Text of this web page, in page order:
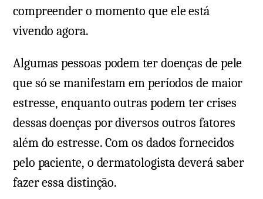
compreender o momento que ele está
vivendo agora.
Algumas pessoas podem ter doenças de pele
que só se manifestam em períodos de maior
estresse, enquanto outras podem ter crises
dessas doenças por diversos outros fatores
além do estresse. Com os dados fornecidos
pelo paciente, o dermatologista deverá saber
fazer essa distinção.